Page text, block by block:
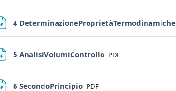
4 DeterminazioneProprietàTermodinamiche
5 AnalisiVolumiControllo File
PDF
6 SecondoPrincipio File
PDF